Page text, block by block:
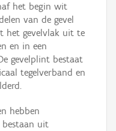
het begin wit
van de gevel
het gevelvlak uit te
en in een
gevelplint bestaat
tegelverband en
hebben
bestaan uit